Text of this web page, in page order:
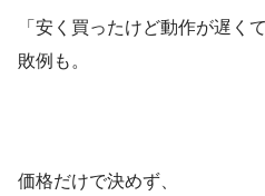
「安く買ったけど動作が遅
敗例も。
価格だけで決めず、